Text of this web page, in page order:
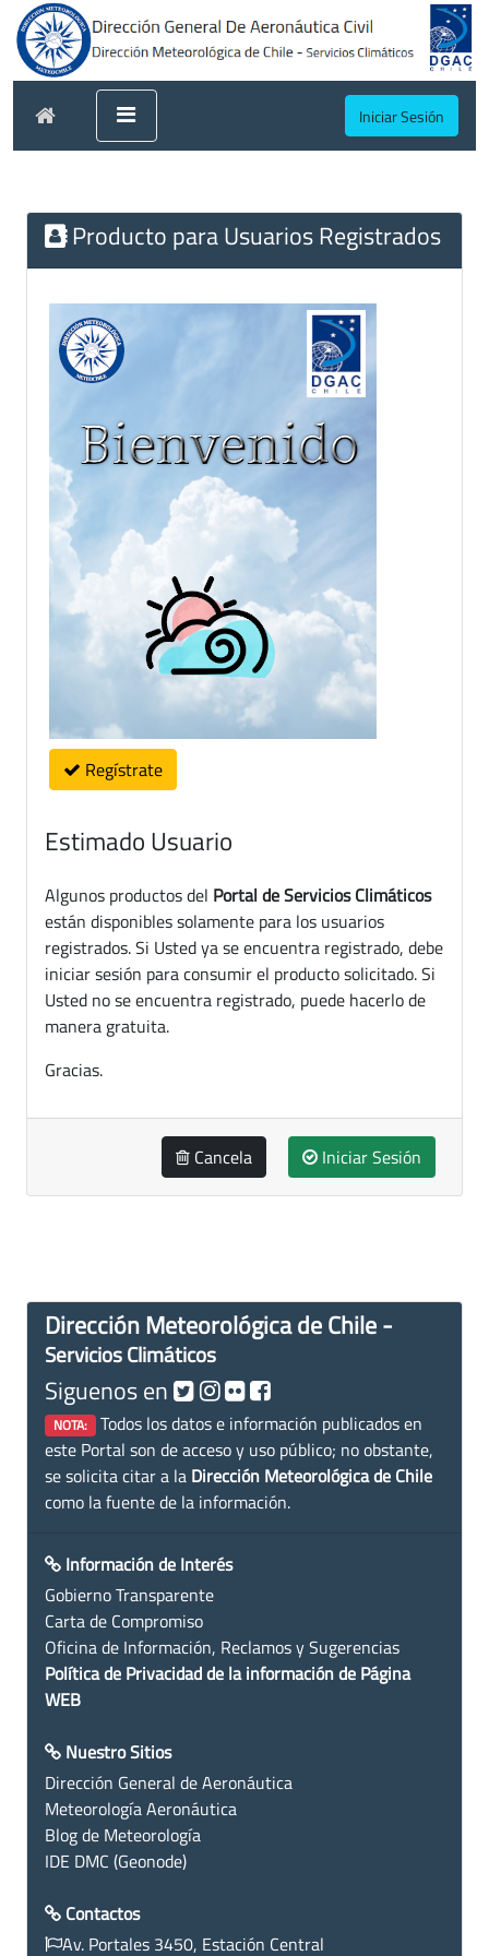
Iniciar Sesión
Producto para Usuarios Registrados
Regístrate
Estimado Usuario
Algunos productos del Portal de Servicios Climáticos
están disponibles solamente para los usuarios
registrados. Si Usted ya se encuentra registrado, debe
iniciar sesión para consumir el producto solicitado. Si
Usted no se encuentra registrado, puede hacerlo de
manera gratuita.
Gracias.
Cancela Iniciar Sesión
Dirección Meteorológica de Chile -
Servicios Climáticos
Siguenos en
NOTA: Todos los datos e información publicados en
este Portal son de acceso y uso público; no obstante,
se solicita citar a la Dirección Meteorológica de Chile
como la fuente de la información.
Información de Interés
Gobierno Transparente
Carta de Compromiso
Oficina de Información, Reclamos y Sugerencias
Política de Privacidad de la información de Página
WEB
Nuestro Sitios
Dirección General de Aeronáutica
Meteorología Aeronáutica
Blog de Meteorología
IDE DMC (Geonode)
Contactos
Av. Portales 3450, Estación Central